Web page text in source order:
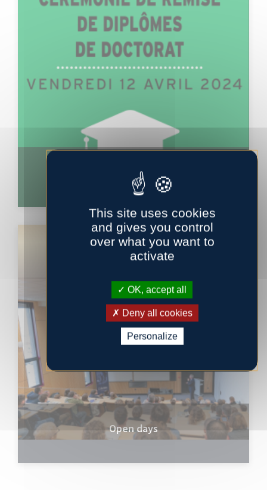
Remise de diplôme
EVENT
Open days
This site uses cookies
and gives you control
over what you want to
activate
OK, accept all
Deny all cookies
Personalize